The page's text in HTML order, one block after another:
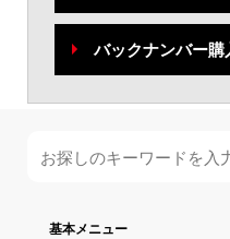
バックナンバー購
基本メニュー